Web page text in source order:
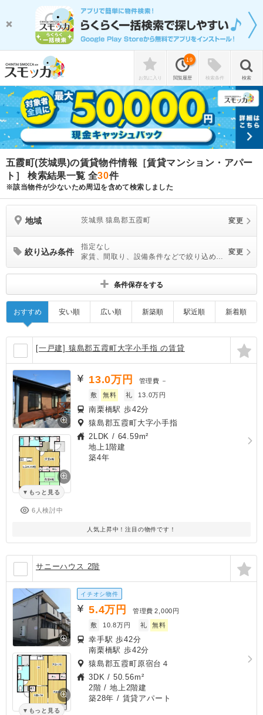
お気に入り 閲覧履歴
19
検索条件 検索
五霞町(茨城県)の賃貸物件情報［賃貸マンション・アパー
ト］ 検索結果一覧 全30件
※該当物件が少ないため周辺を含めて検索しました
地域 茨城県 猿島郡五霞町 変更
絞り込み条件
指定なし
家賃、間取り、設備条件などで絞り込めま
す
変更
条件保存をする
おすすめ 安い順 広い順 新築順 駅近順 新着順
[一戸建] 猿島郡五霞町大字小手指 の賃貸
もっと見る
6人検討中
13.0万円 管理費 －
敷
無料 礼 13.0万円
南栗橋駅 歩42分
猿島郡五霞町大字小手指
2LDK / 64.59m²
地上1階建
築4年
人気上昇中！注目の物件です！
サニーハウス 2階
もっと見る
イチオシ物件
5.4万円 管理費 2,000円
敷
10.8万円 礼 無料
幸手駅 歩42分
南栗橋駅 歩42分
猿島郡五霞町原宿台４
3DK / 50.56m²
2階 / 地上2階建
築28年 / 賃貸アパート